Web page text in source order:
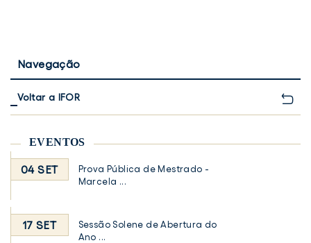
Navegação
Voltar a IFOR
EVENTOS
04 SET
Prova Pública de Mestrado -
Marcela ...
17 SET
Sessão Solene de Abertura do
Ano ...